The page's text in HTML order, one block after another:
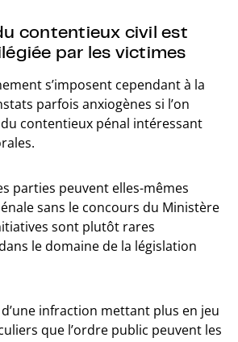
contentieux civil est
par les victimes
s’imposent cependant à la
parfois anxiogènes si l’on
contentieux pénal intéressant
parties peuvent elles-mêmes
sans le concours du Ministère
sont plutôt rares
le domaine de la législation
infraction mettant plus en jeu
que l’ordre public peuvent les